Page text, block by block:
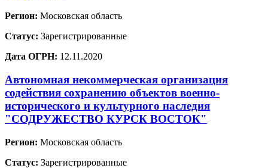
Регион: Московская область
Статус: Зарегистрированные
Дата ОГРН: 12.11.2020
Автономная некоммерческая организация
содействия сохранению объектов военно-
исторического и культурного наследия
"СОДРУЖЕСТВО КУРСК ВОСТОК"
Регион: Московская область
Статус: Зарегистрированные